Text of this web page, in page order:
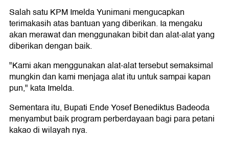
Salah satu KPM Imelda Yunimani mengucapkan
terimakasih atas bantuan yang diberikan. Ia mengaku
akan merawat dan menggunakan bibit dan alat-alat yang
diberikan dengan baik.
"Kami akan menggunakan alat-alat tersebut semaksimal
mungkin dan kami menjaga alat itu untuk sampai kapan
pun," kata Imelda.
Sementara itu, Bupati Ende Yosef Benediktus Badeoda
menyambut baik program perberdayaan bagi para petani
kakao di wilayah nya.